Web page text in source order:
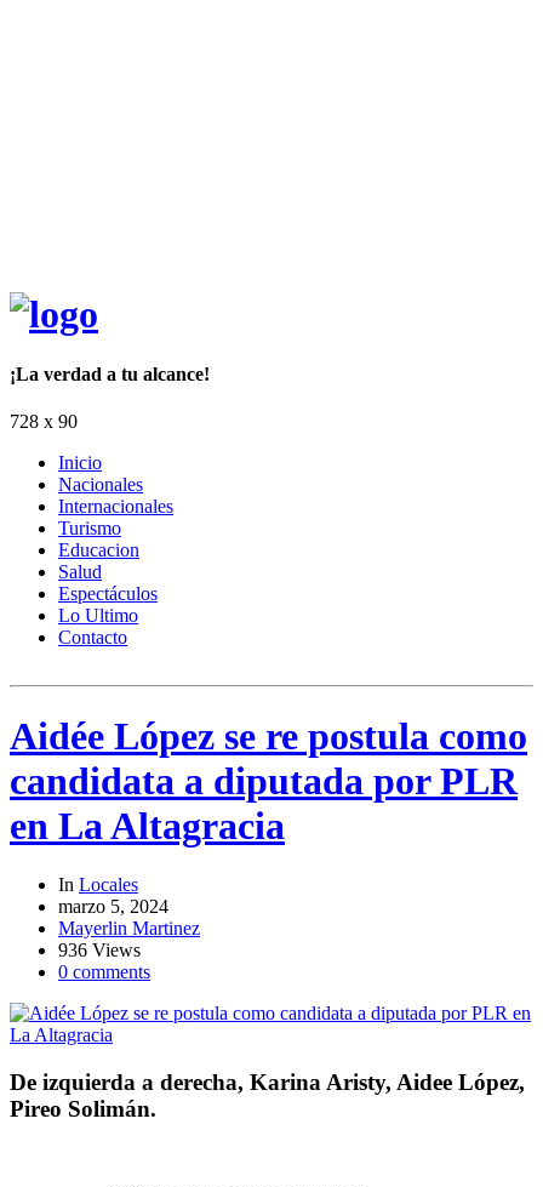
¡La verdad a tu alcance!
728 x 90
Inicio
Nacionales
Internacionales
Turismo
Educacion
Salud
Espectáculos
Lo Ultimo
Contacto
Aidée López se re postula como
candidata a diputada por PLR
en La Altagracia
In Locales
marzo 5, 2024
Mayerlin Martinez
936 Views
0 comments
De izquierda a derecha, Karina Aristy, Aidee López,
Pireo Solimán.